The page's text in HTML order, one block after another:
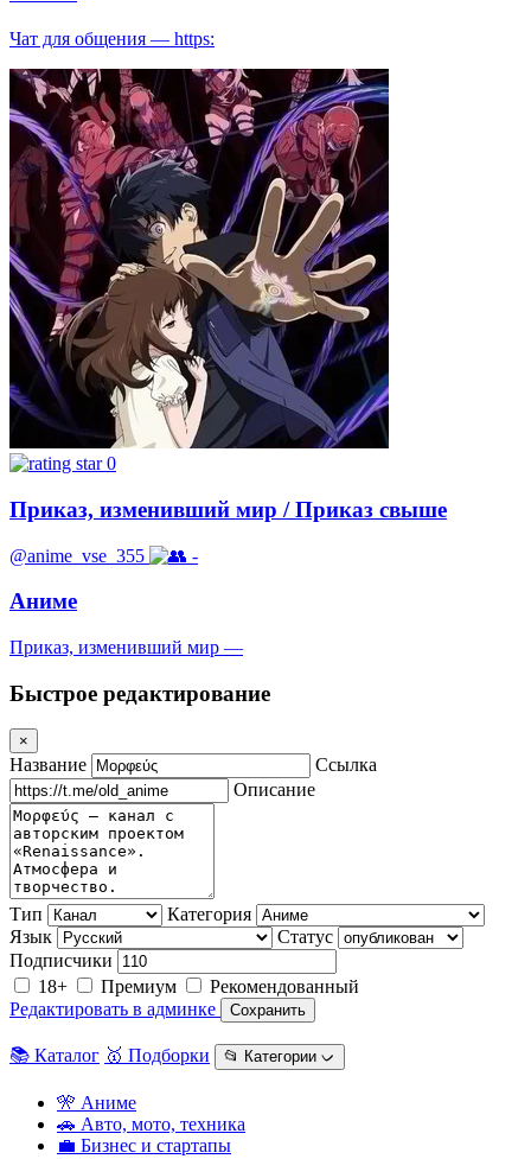
Чат для общения — https:
0
Приказ, изменивший мир / Приказ свыше
@anime_vse_355 -
Аниме
Приказ, изменивший мир —
Быстрое редактирование
×
Название
Ссылка
Описание
Тип
Категория
Язык
Статус
Подписчики
18+
Премиум
Рекомендованный
Редактировать в админке
Сохранить
📚 Каталог 🥇 Подборки 📂 Категории ᨆ
🎌 Аниме
🚗 Авто, мото, техника
💼 Бизнес и стартапы